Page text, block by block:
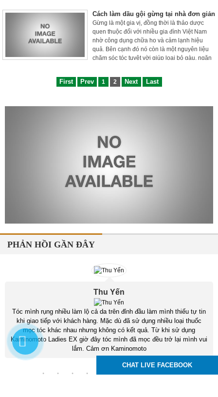
các chế phẩm sắt thông qua việc uống sắt
dạng viên nén hay dung dịch lỏng. Mục đích
là để tăng mức độ sắt và hemoglobin trong cơ
thể.
Cách làm dầu gội gừng tại nhà đơn giản
Gừng là một gia vị, đồng thời là thảo dược
quen thuộc đối với nhiều gia đình Việt Nam
nhờ công dụng chữa ho và cảm lạnh hiệu
quả. Bên cạnh đó nó còn là một nguyên liệu
chăm sóc tóc tuyệt vời giúp loại bỏ gàu, ngăn
bạn có thể tiết kiệm tiền với cách tự làm dầu
First Prev 1 2 Next Last
PHẢN HỒI GẦN ĐÂY
Thu Yến
Tóc mình rụng nhiều làm lộ cả da trên đỉnh đầu làm mình thiếu tự tin
khi giao tiếp với khách hàng. Mặc dù đã sử dụng nhiều loại thuốc
mọc tóc khác nhau nhưng không có kết quả. Từ khi sử dụng
Kaminomoto Ladies EX giờ đây tóc mình đã mọc đều trở lại mình vui
lắm. Cảm ơn Kaminomoto
CHAT LIVE FACEBOOK